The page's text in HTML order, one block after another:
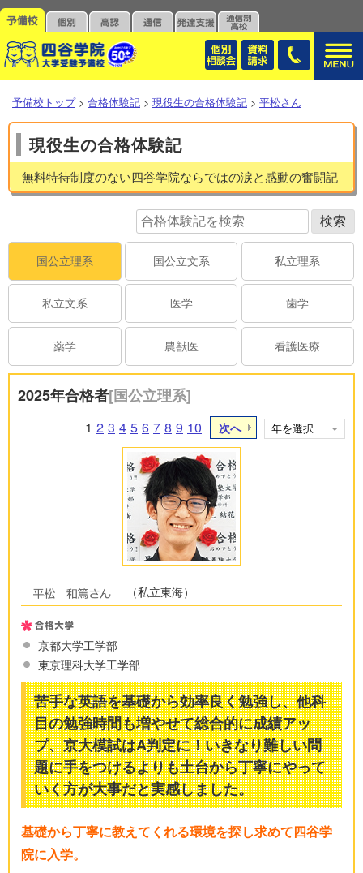
予備校トップ > 合格体験記 > 現役生の合格体験記 > 平松さん
現役生の合格体験記
無料特待制度のない四谷学院ならではの涙と感動の奮闘記
国公立理系 国公立文系 私立理系
私立文系 医学 歯学
薬学 農獣医 看護医療
2025年合格者[国公立理系]
1 2 3 4 5 6 7 8 9 10 次へ
（私立東海）
京都大学工学部
東京理科大学工学部
苦手な英語を基礎から効率良く勉強し、他科
目の勉強時間も増やせて総合的に成績アッ
プ、京大模試はA判定に！いきなり難しい問
題に手をつけるよりも土台から丁寧にやって
いく方が大事だと実感しました。
基礎から丁寧に教えてくれる環境を探し求めて四谷学
院に入学。